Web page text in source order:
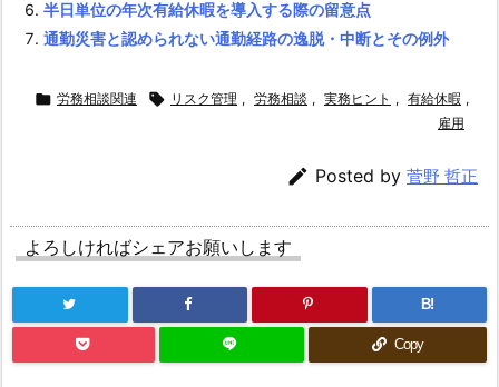
関
連
る
半日単位の年次有給休暇を導入する際の留意点
通勤災害と認められない通勤経路の逸脱・中断とその例外
 労務相談関連  リスク管理 , 労務相談 , 実務ヒント , 有給休暇 ,
雇用
 Posted by 菅野 哲正
よろしければシェアお願いします
B!
Copy